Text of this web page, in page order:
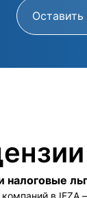
Оставить
налоговые
в IFZA